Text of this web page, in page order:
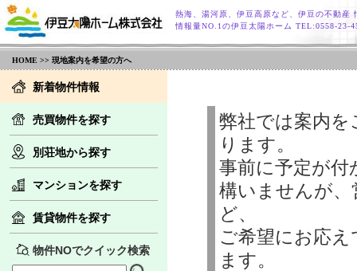
熱海、湯河原、伊豆高原など、伊豆の不動産
情報量NO.1の伊豆太陽ホーム TEL:0558-23-
HOME >> 現地案内を希望の方へ
新着物件情報
売買物件を探す
別荘地から探す
マンションを探す
賃貸物件を探す
物件NOでクイック検索
弊社では案内
ります。
事前に予定が
構いませんが
ど、
ご希望にお応
ます。